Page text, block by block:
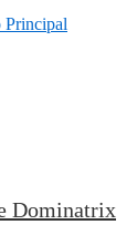
Principal
Dominatrix